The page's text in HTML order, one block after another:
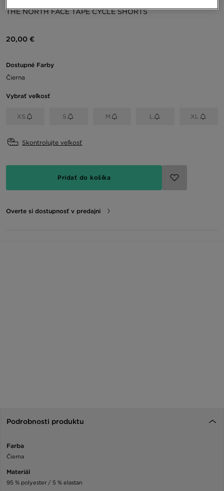
THE NORTH FACE TAPE CYCLE SHORTS
20,00 €
Dostupné Farby
Čierna
Vybrať veľkosť
XS S M L XL
Skontrolujte veľkosť
Pridať do košíka
Overte si dostupnosť v predajni
Podrobnosti produktu
Farba
Čierna
Materiál
95 % polyester / 5 % elastan